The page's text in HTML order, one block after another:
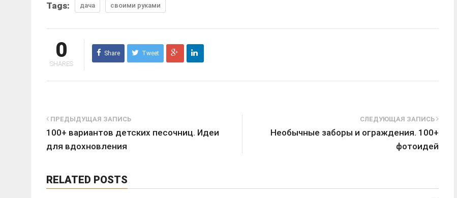
Tags: дача своими руками
0
SHARES
Share Tweet
ПРЕДЫДУЩАЯ ЗАПИСЬ
100+ вариантов детских песочниц. Идеи
для вдохновления
СЛЕДУЮЩАЯ ЗАПИСЬ
Необычные заборы и ограждения. 100+
фотоидей
RELATED POSTS